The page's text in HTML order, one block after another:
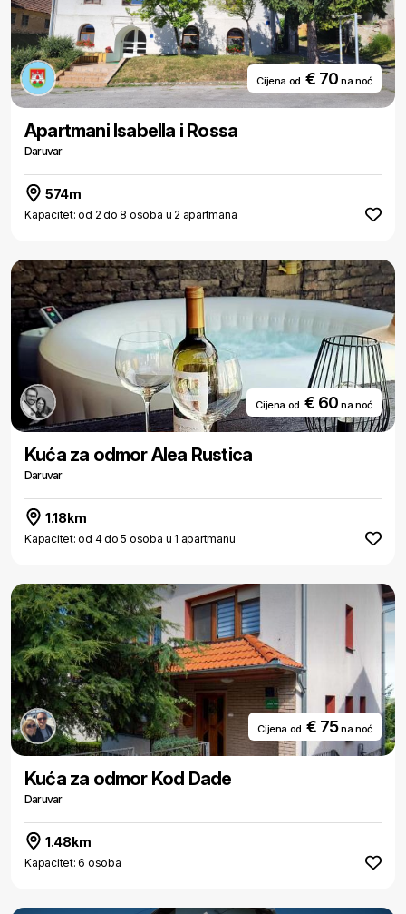
Cijena od € 70na noć
Apartmani Isabella i Rossa
Daruvar
574m
Kapacitet: od 2 do 8 osoba u 2 apartmana
Cijena od € 60na noć
Kuća za odmor Alea Rustica
Daruvar
1.18km
Kapacitet: od 4 do 5 osoba u 1 apartmanu
Cijena od € 75na noć
Kuća za odmor Kod Dade
Daruvar
1.48km
Kapacitet: 6 osoba